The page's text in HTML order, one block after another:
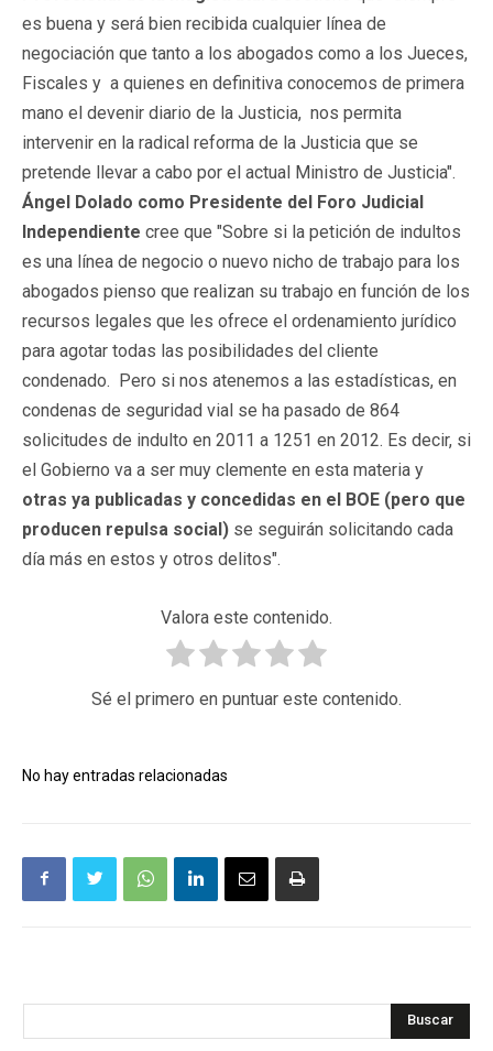
es buena y será bien recibida cualquier línea de
negociación que tanto a los abogados como a los Jueces,
Fiscales y a quienes en definitiva conocemos de primera
mano el devenir diario de la Justicia, nos permita
intervenir en la radical reforma de la Justicia que se
pretende llevar a cabo por el actual Ministro de Justicia".
Ángel Dolado como Presidente del Foro Judicial
Independiente cree que "Sobre si la petición de indultos
es una línea de negocio o nuevo nicho de trabajo para los
abogados pienso que realizan su trabajo en función de los
recursos legales que les ofrece el ordenamiento jurídico
para agotar todas las posibilidades del cliente
condenado. Pero si nos atenemos a las estadísticas, en
condenas de seguridad vial se ha pasado de 864
solicitudes de indulto en 2011 a 1251 en 2012. Es decir, si
el Gobierno va a ser muy clemente en esta materia y
otras ya publicadas y concedidas en el BOE (pero que
producen repulsa social) se seguirán solicitando cada
día más en estos y otros delitos".
Valora este contenido.
Sé el primero en puntuar este contenido.
No hay entradas relacionadas
Buscar